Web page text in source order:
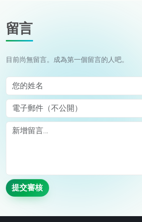
留言
目前尚無留言。成為第一個留言的人吧。
您的姓名
電子郵件（不公開）
Comment
提交審核